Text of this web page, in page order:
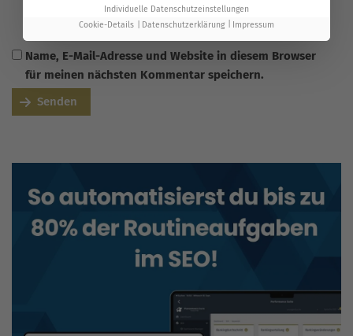
werden. Die Einwilligung ist über
info@onlinesolutionsgroup.de jederzeit widerrufbar.
Name, E-Mail-Adresse und Website in diesem Browser
für meinen nächsten Kommentar speichern.
Senden
Individuelle Datenschutzeinstellungen
Cookie-Details
Datenschutzerklärung Impressum